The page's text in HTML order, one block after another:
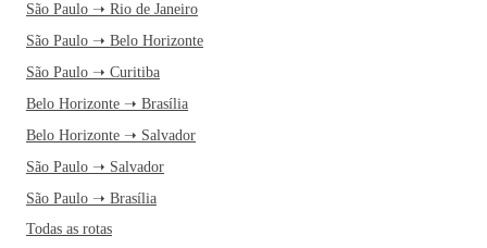
São Paulo ➝ Rio de Janeiro
São Paulo ➝ Belo Horizonte
São Paulo ➝ Curitiba
Belo Horizonte ➝ Brasília
Belo Horizonte ➝ Salvador
São Paulo ➝ Salvador
São Paulo ➝ Brasília
Todas as rotas